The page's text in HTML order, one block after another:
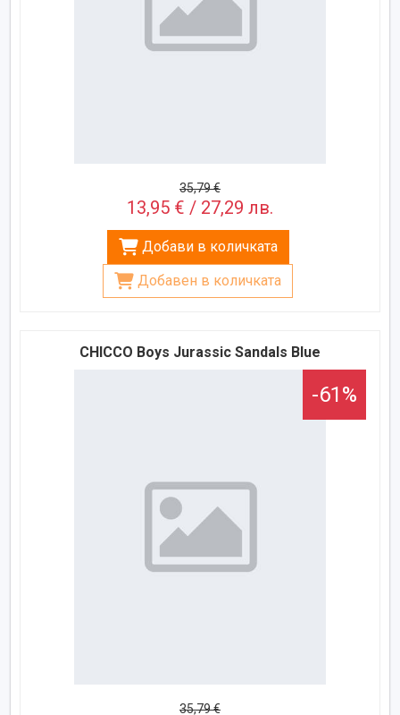
35,79 €
13,95 € / 27,29 лв.
Добави в количката
Добавен в количката
CHICCO Boys Jurassic Sandals Blue
-61%
35,79 €